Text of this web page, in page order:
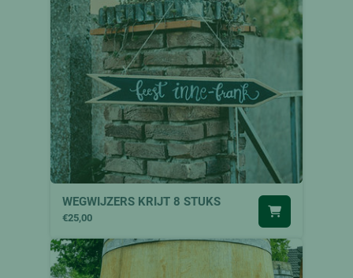
WEGWIJZERS KRIJT 8 STUKS
€25,00